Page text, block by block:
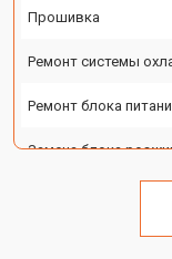
Прошивка
Ремонт системы
Ремонт блока
Замена блока